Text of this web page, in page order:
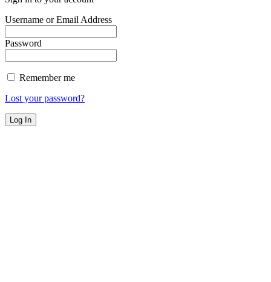
Username or Email Address
Password
Remember me
Lost your password?